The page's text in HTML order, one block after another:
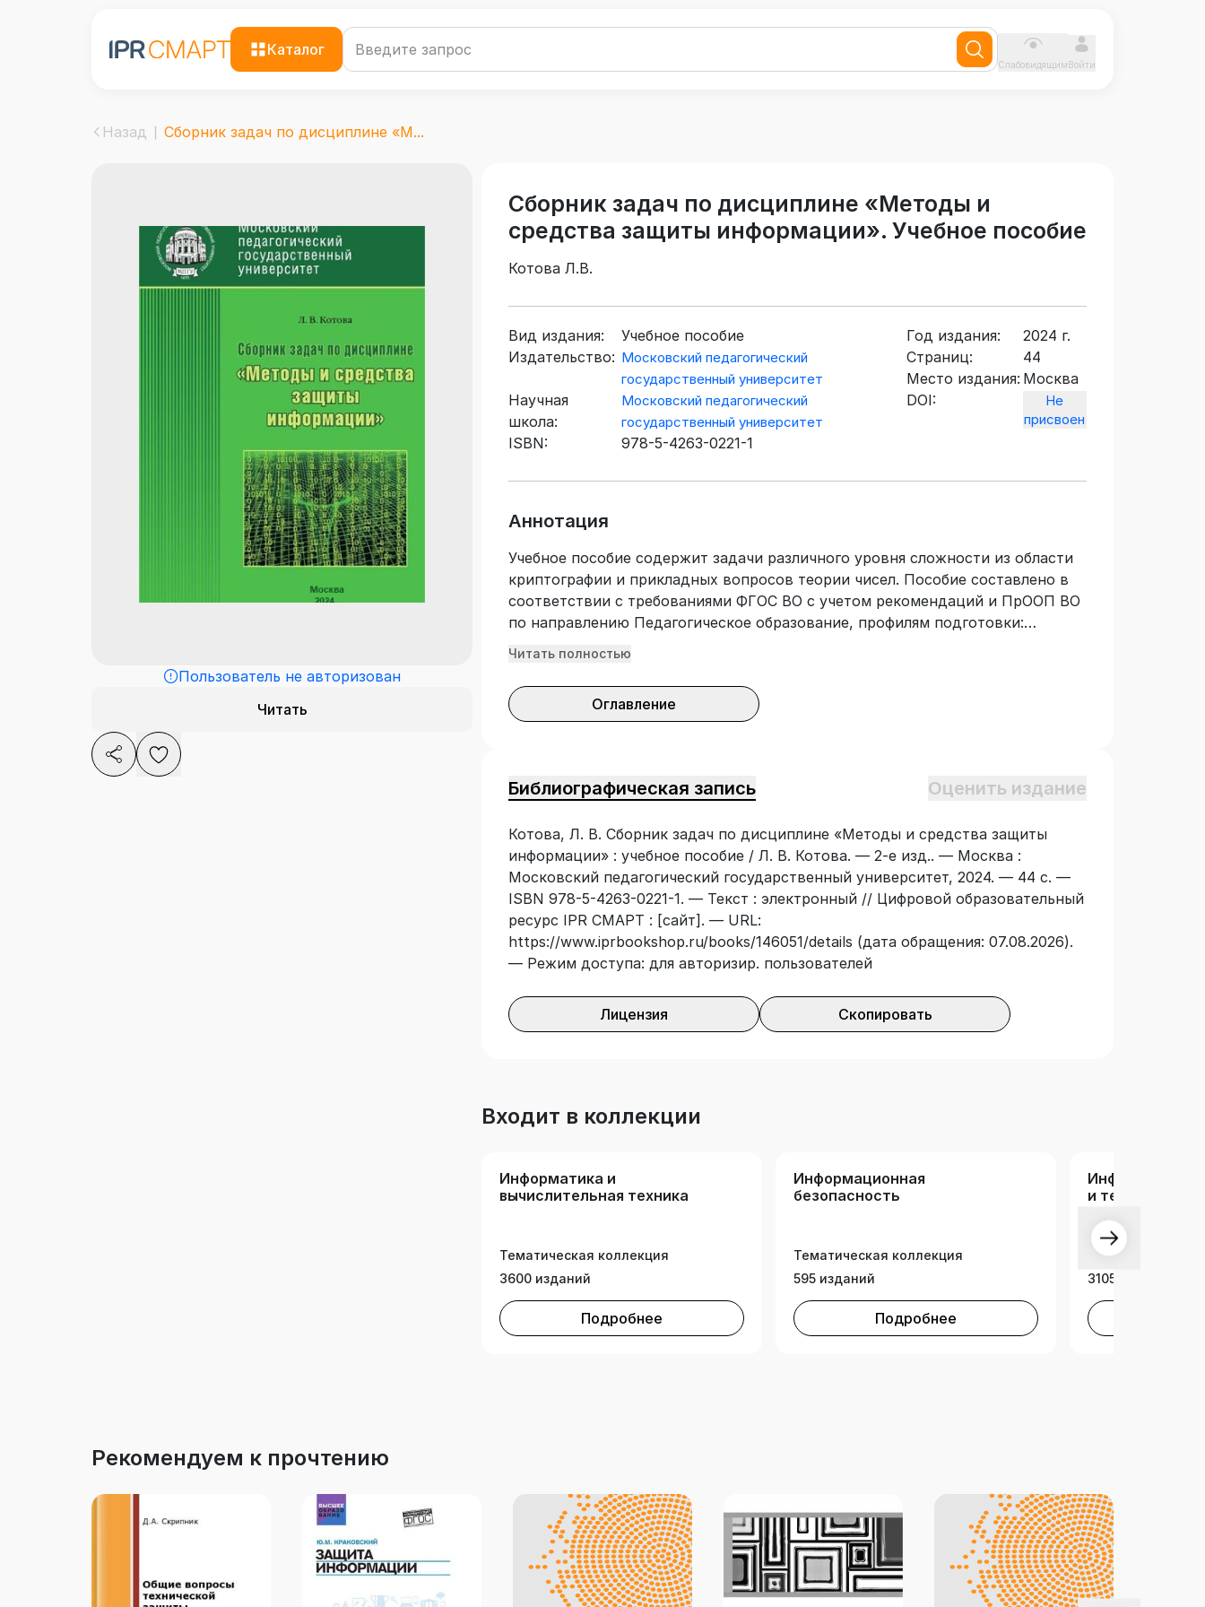
Каталог
СлабовидящимВойти
Назад Сборник задач по дисциплине «М...
Пользователь не авторизован
Читать
Сборник задач по дисциплине «Методы и
средства защиты информации». Учебное пособие
Котова Л.В.
Вид издания:
Учебное пособие
Издательство: Московский педагогический
государственный университет
Научная
школа:
Московский педагогический
государственный университет
ISBN: 978-5-4263-0221-1
Год издания:
2024 г.
Страниц:
44
Место издания: Москва
DOI:
Не
присвоен
Аннотация
Учебное пособие содержит задачи различного уровня сложности из области
криптографии и прикладных вопросов теории чисел. Пособие составлено в
соответствии с требованиями ФГОС ВО с учетом рекомендаций и ПрООП ВО
по направлению Педагогическое образование, профилям подготовки:
Информатика, Информатика и математика, Информатика и экономика.
вузов. В каждом разделе представлены задачи для проведения семинарских
занятий, а также творческих и учебно-исследовательских лабораторных
Читать полностью
Оглавление
Библиографическая запись Оценить издание
Котова, Л. В. Сборник задач по дисциплине «Методы и средства защиты
информации» : учебное пособие / Л. В. Котова. — 2-е изд.. — Москва :
Московский педагогический государственный университет, 2024. — 44 с. —
ISBN 978-5-4263-0221-1. — Текст : электронный // Цифровой образовательный
ресурс IPR СМАРТ : [сайт]. — URL:
https://www.iprbookshop.ru/books/146051/details (дата обращения: 07.08.2026).
— Режим доступа: для авторизир. пользователей
Лицензия Скопировать
Входит в коллекции
Информатика и
вычислительная техника
Тематическая коллекция
3600 изданий
Подробнее
Информационная
безопасность
Тематическая коллекция
595 изданий
Подробнее
и технологии
Тематическая
3105 изданий
Рекомендуем к прочтению